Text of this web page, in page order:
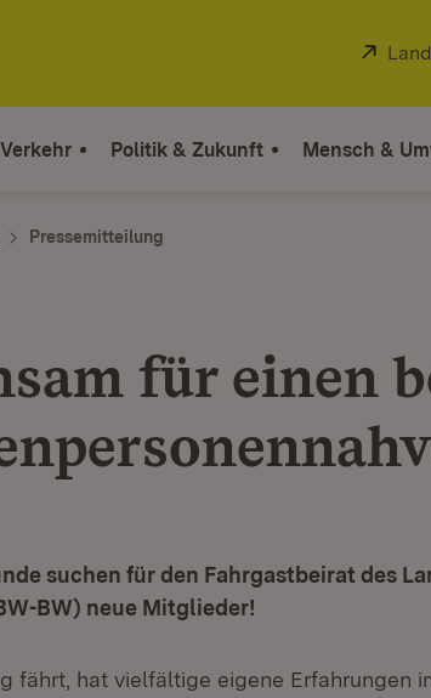
Politik & Zukunft Mensch &
Pressemitteilung
für einen
suchen für den Fahrgastbeirat des
BW) neue Mitglieder!
fährt, hat vielfältige eigene Erfahrungen